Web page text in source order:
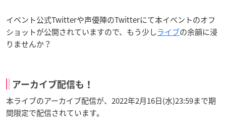
イベント公式Twitterや声優陣のTwitterにて本イベントのオフ
ショットが公開されていますので、もう少しライブの余韻に浸
りませんか？
アーカイブ配信も！
本ライブのアーカイブ配信が、2022年2月16日(水)23:59まで期
間限定で配信されています。